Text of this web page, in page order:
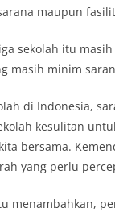
maupun
sekolah itu
masih minim
di Indonesia,
kesulitan
bersama.
yang perlu
menambahkan,